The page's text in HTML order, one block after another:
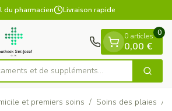
du pharmacien Livraison rapide
et de sup
0 articles
0,00 €
0
et premiers soins / Soins des plaies /